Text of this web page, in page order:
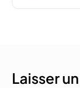
Laisser